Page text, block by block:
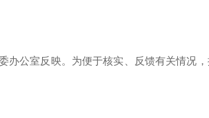
办公室反映。为便于核实、反馈有关情况